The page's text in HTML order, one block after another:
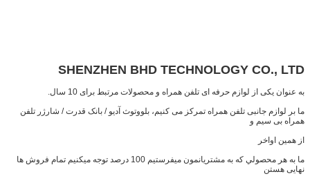
SHENZHEN BHD TECHNOLOGY CO., LTD
به عنوان یکی از لوازم حرفه ای تلفن همراه و محصولات مرتبط برای 10 سال.
ما بر لوازم جانبی تلفن همراه تمرکز می کنیم، بلووتوث آدیو / بانک قدرت / شارژر تلفن
همراه بی سیم و
از همین اواخر
ما به هر محصولي که به مشتريانمون ميفرستيم 100 درصد توجه ميکنيم تمام فروش ها
نهایی هستن